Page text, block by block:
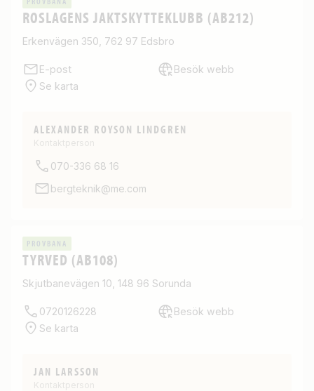
ROSLAGENS JAKTSKYTTEKLUBB (AB212)
Erkenvägen 350, 762 97 Edsbro
E-post
Besök webb
Se karta
ALEXANDER ROYSON LINDGREN
Kontaktperson
070-336 68 16
bergteknik@me.com
PROVBANA
TYRVED (AB108)
Skjutbanevägen 10, 148 96 Sorunda
0720126228
Besök webb
Se karta
JAN LARSSON
Kontaktperson